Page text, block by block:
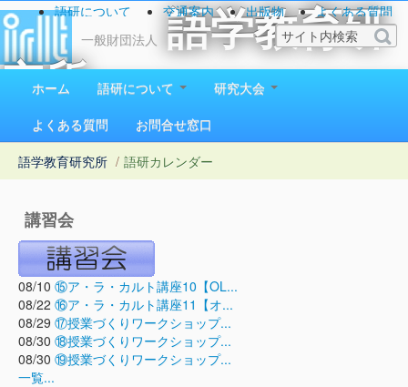
一般財団法人
語学教育研
究所
1923（大正12）年創立
語研について 交通案内 出版物
よくある質問
お問い合わせ
ホーム 語研について
研究大会
よくある質問
お問合せ窓口
語学教育研究所 / 語研カレンダー
講習会
08/10 ⑮ア・ラ・カルト講座10【OL...
08/22 ⑯ア・ラ・カルト講座11【オ...
08/29 ⑰授業づくりワークショップ...
08/30 ⑱授業づくりワークショップ...
08/30 ⑲授業づくりワークショップ...
一覧...